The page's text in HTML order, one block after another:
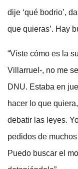
dije ‘qué bodrio’,
que quieras’. Hay
“Viste cómo es la
Villarruel-, no me
DNU. Estaba en
hacer lo que
debatir las leyes.
pedidos de
Puedo buscar el